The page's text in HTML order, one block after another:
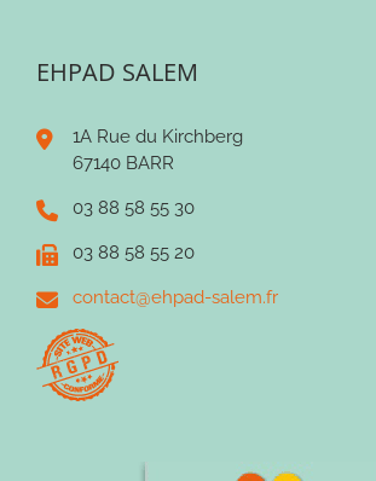
EHPAD SALEM
1A Rue du Kirchberg
67140 BARR
03 88 58 55 30
03 88 58 55 20
contact@ehpad-salem.fr